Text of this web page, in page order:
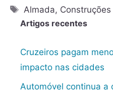
Almada,
Artigos recentes
Cruzeiros pagam
impacto nas cidades
Automóvel continua a